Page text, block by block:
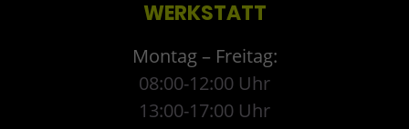
WERKSTATT
Montag – Freitag:
08:00-12:00 Uhr
13:00-17:00 Uhr